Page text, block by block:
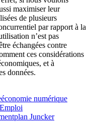
maximiser leur
de plusieurs
par rapport à la
n’est pas
échangées contre
ces considérations
et à
données.
économie numérique
plan Juncker